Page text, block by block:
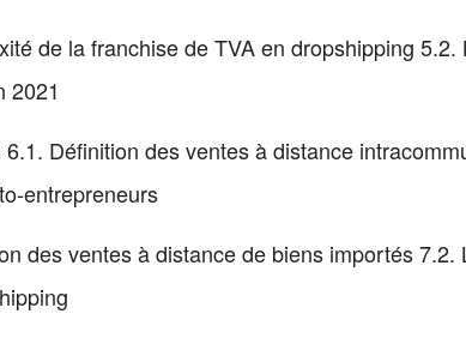
de la franchise de TVA en dropshipping 5.2.
2021
Définition des ventes à distance
entrepreneurs
des ventes à distance de biens importés 7.2.